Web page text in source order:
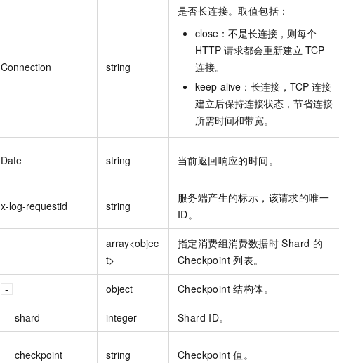
Connection string
是否长连接。取值包括：
close：不是长连接，则每个
HTTP 请求都会重新建立 TCP
连接。
keep-alive：长连接，TCP 连接
建立后保持连接状态，节省连接
所需时间和带宽。
Date string 当前返回响应的时间。
x-log-requestid string
服务端产生的标示，该请求的唯一
ID。
array<objec
t>
指定消费组消费数据时 Shard 的
Checkpoint 列表。
object Checkpoint 结构体。
shard integer Shard ID。
checkpoint string Checkpoint 值。